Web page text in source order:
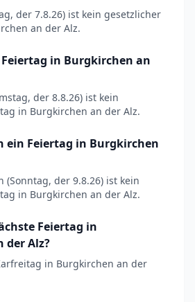
der 7.8.26) ist kein gesetzlicher
an der Alz.
in Burgkirchen an
der 8.8.26) ist kein
in Burgkirchen an der Alz.
ein Feiertag in Burgkirchen
(Sonntag, der 9.8.26) ist kein
in Burgkirchen an der Alz.
Feiertag in
der Alz?
in Burgkirchen an der